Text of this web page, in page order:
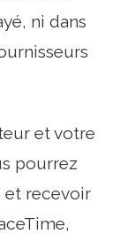
ni dans
et votre
pourrez
et recevoir